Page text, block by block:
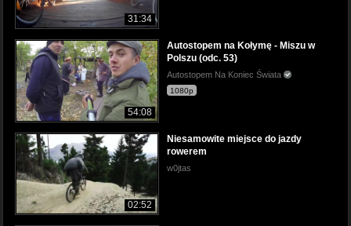
31:34
54:08
Autostopem na Kołymę - Miszu w
Polszu (odc. 53)
Autostopem Na Koniec Świata
1080p
02:52
Niesamowite miejsce do jazdy
rowerem
w0jtas